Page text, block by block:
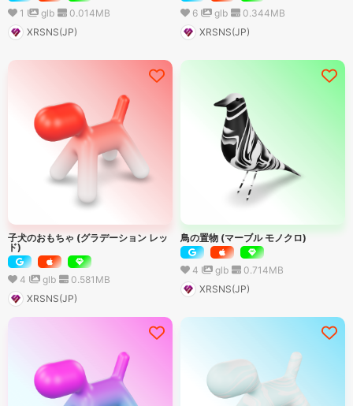
1 glb 0.014MB
XRSNS(JP)
6 glb 0.344MB
XRSNS(JP)
子犬のおもちゃ (グラデーション レッ
ド)
4 glb 0.581 MB
XRSNS(JP)
鳥の置物 (マーブル モノクロ)
4 glb 0.714MB
XRSNS(JP)